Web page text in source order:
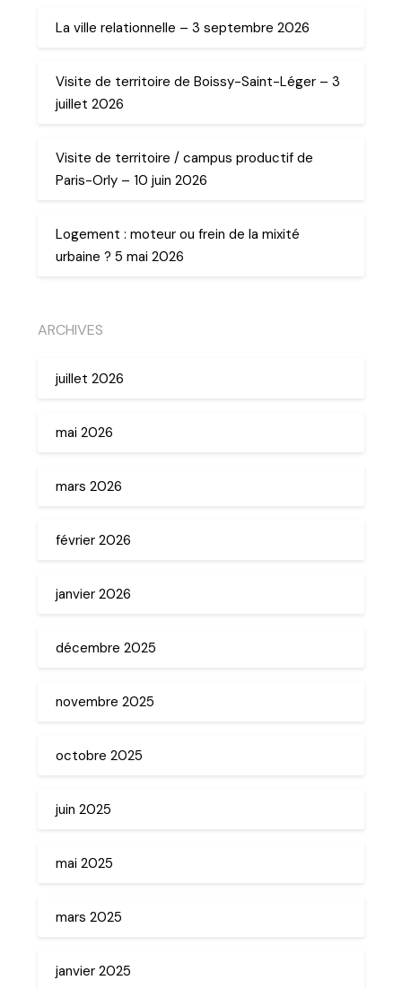
La ville relationnelle – 3 septembre 2026
Visite de territoire de Boissy-Saint-Léger – 3
juillet 2026
Visite de territoire / campus productif de
Paris-Orly – 10 juin 2026
Logement : moteur ou frein de la mixité
urbaine ? 5 mai 2026
ARCHIVES
juillet 2026
mai 2026
mars 2026
février 2026
janvier 2026
décembre 2025
novembre 2025
octobre 2025
juin 2025
mai 2025
mars 2025
janvier 2025